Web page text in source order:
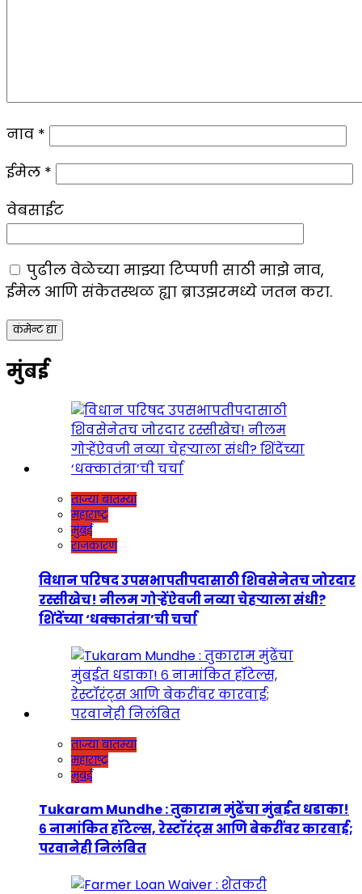
नाव *
ईमेल *
वेबसाईट
पुढील वेळेच्या माझ्या टिप्पणी साठी माझे नाव,
ईमेल आणि संकेतस्थळ ह्या ब्राउझरमध्ये जतन करा.
मुंबई
ताज्या बातम्या
महाराष्ट्र
मुंबई
राजकारण
विधान परिषद उपसभापतीपदासाठी शिवसेनेतच जोरदार
रस्सीखेच! नीलम गोऱ्हेंऐवजी नव्या चेहऱ्याला संधी?
शिंदेंच्या ‘धक्कातंत्रा’ची चर्चा
ताज्या बातम्या
महाराष्ट्र
मुंबई
Tukaram Mundhe : तुकाराम मुंढेंचा मुंबईत धडाका!
६ नामांकित हॉटेल्स, रेस्टॉरंट्स आणि बेकरींवर कारवाई;
परवानेही निलंबित